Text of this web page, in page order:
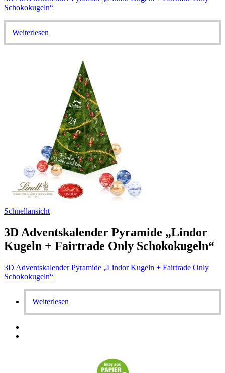
Schokokugeln“
Weiterlesen
Schnellansicht
3D Adventskalender Pyramide „Lindor
Kugeln + Fairtrade Only Schokokugeln“
3D Adventskalender Pyramide „Lindor Kugeln + Fairtrade Only
Schokokugeln“
Weiterlesen